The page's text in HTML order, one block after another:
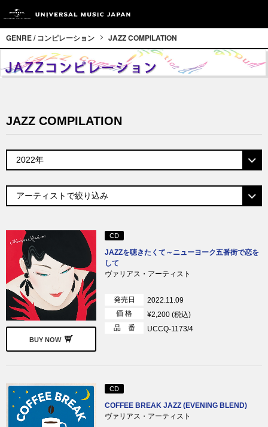
GENRE / コンピレーション JAZZ COMPILATION
JAZZ COMPILATION
BUY NOW
CD
JAZZを聴きたくて～ニューヨーク五番街で恋を
して
ヴァリアス・アーティスト
発売日
2022.11.09
価 格
¥2,200 (税込)
品 番
UCCQ-1173/4
CD
COFFEE BREAK JAZZ (EVENING BLEND)
ヴァリアス・アーティスト